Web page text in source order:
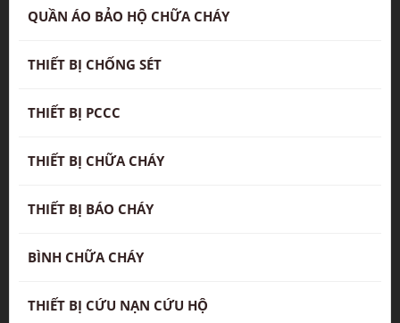
QUẦN ÁO BẢO HỘ CHỮA CHÁY
THIẾT BỊ CHỐNG SÉT
THIẾT BỊ PCCC
THIẾT BỊ CHỮA CHÁY
THIẾT BỊ BÁO CHÁY
BÌNH CHỮA CHÁY
THIẾT BỊ CỨU NẠN CỨU HỘ